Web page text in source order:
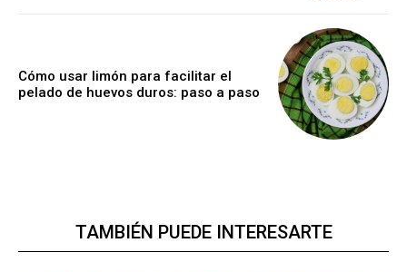
Cómo usar limón para facilitar el
pelado de huevos duros: paso a paso
TAMBIÉN PUEDE INTERESARTE